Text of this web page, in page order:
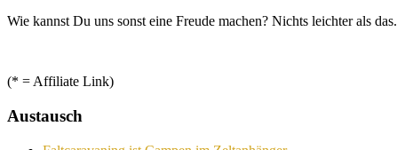
Wie kannst Du uns sonst eine Freude machen? Nichts leichter als das.
(* = Affiliate Link)
Austausch